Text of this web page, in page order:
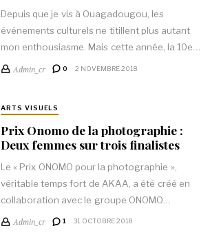
Depuis que je vis à Ouagadougou, les
événements culturels ne titillent plus autant
mon enthousiasme. Mais cette année, la 10e…
Admin_cr 0 2 NOVEMBRE 2018
ARTS VISUELS
Prix Onomo de la photographie :
Deux femmes sur trois finalistes
Le « Prix ONOMO pour la photographie »,
véritable temps fort de AKAA, a été créé en
collaboration avec le groupe ONOMO…
Admin_cr 1 31 OCTOBRE 2018